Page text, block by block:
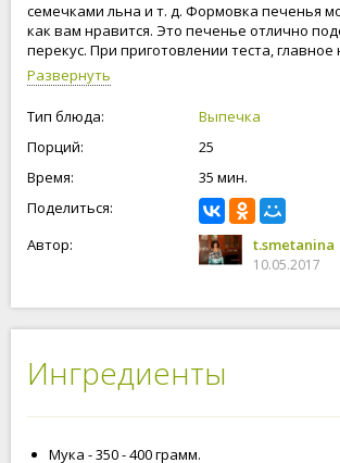
семечками льна и т. д. Формовка печенья
как вам нравится. Это печенье отлично
перекус. При приготовлении теста,
с мукой. Приступим к приготовлению
Развернуть
Тип блюда:
Выпечка
Порций:
25
Время:
35 мин.
Поделиться:
Автор:
t.smetanina
10.05.2017
Ингредиенты
Мука - 350 - 400 грамм.